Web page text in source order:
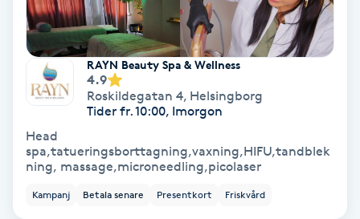
Fotsvamp
Fotvård
Fransborttagning
RAYN Beauty Spa & Wellness
4.9
Roskildegatan 4, Helsingborg
Tider fr. 10:00, Imorgon
Head
spa,tatueringsborttagning,vaxning,HIFU,tandblek
ning, massage,microneedling,picolaser
Kampanj Betala senare Presentkort Friskvård